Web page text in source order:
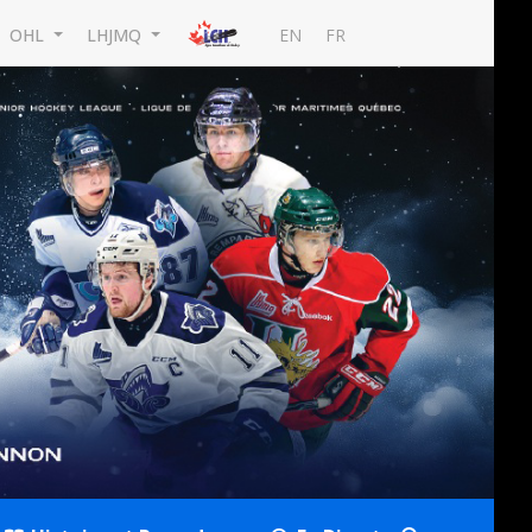
OHL LHJMQ EN FR